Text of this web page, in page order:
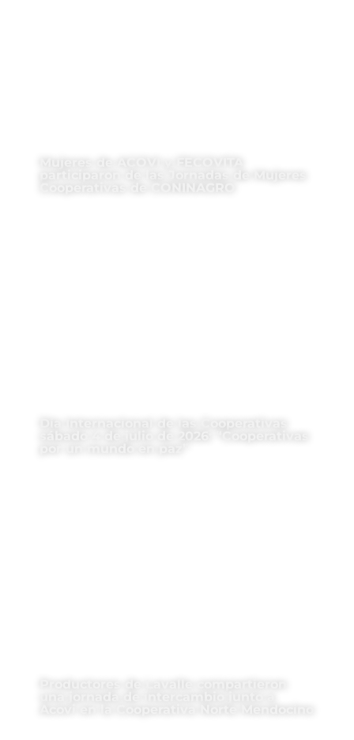
Día Internacional de las Cooperativas